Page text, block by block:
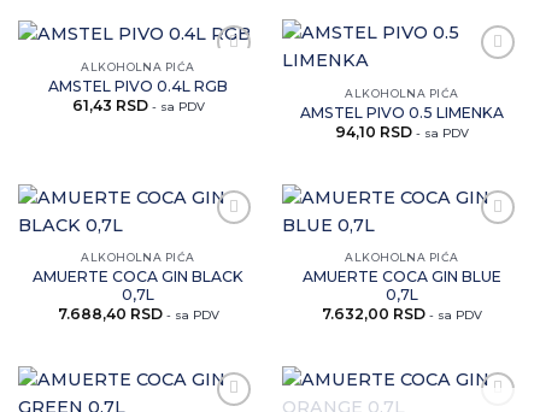
ovaj
artikal
ALKOHOLNA PIĆA
AMSTEL PIVO 0.4L RGB
61,43 RSD - sa PDV
artikal
ALKOHOLNA PIĆA
AMSTEL PIVO 0.5 LIMENKA
94,10 RSD - sa PDV
artikal
ALKOHOLNA PIĆA
AMUERTE COCA GIN BLACK
0,7L
7.688,40 RSD - sa PDV
artikal
ALKOHOLNA PIĆA
AMUERTE COCA GIN BLUE
0,7L
7.632,00 RSD - sa PDV